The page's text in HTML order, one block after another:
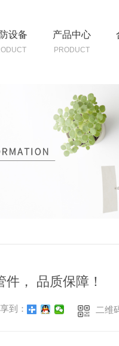
设备 产品中心
PRODUCT
， 品质保障！
到： 二维